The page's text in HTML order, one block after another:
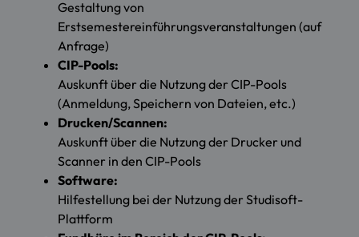
Gestaltung von
Erstsemestereinführungsveranstaltungen (auf
Anfrage)
CIP-Pools:
Auskunft über die Nutzung der CIP-Pools
(Anmeldung, Speichern von Dateien, etc.)
Drucken/Scannen:
Auskunft über die Nutzung der Drucker und
Scanner in den CIP-Pools
Software:
Hilfestellung bei der Nutzung der Studisoft-
Plattform